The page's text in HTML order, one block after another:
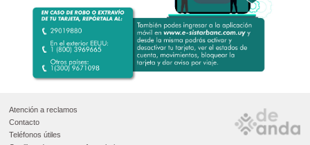
Atención a reclamos
Contacto
Teléfonos útiles